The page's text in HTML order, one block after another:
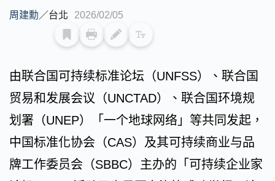
周建勳／台北 2026/02/05
由联合国可持续标准论坛（UNFSS）、联合国
贸易和发展会议（UNCTAD）、联合国环境规
划署（UNEP）「一个地球网络」等共同发起，
中国标准化协会（CAS）及其可持续商业与品
牌工作委员会（SBBC）主办的「可持续企业家